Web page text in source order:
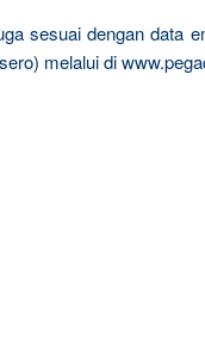
sesuai dengan data
melalui di